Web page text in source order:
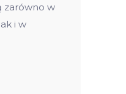
zarówno w
i w